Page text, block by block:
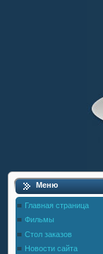
Меню
Главная страница
Фильмы
Стол заказов
Новости сайта